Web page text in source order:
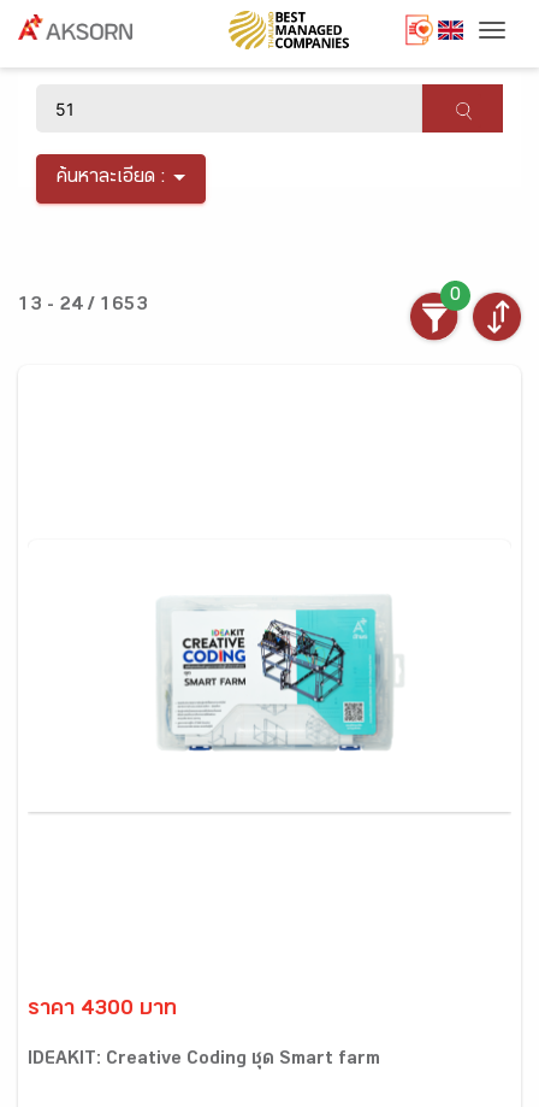
ค้นหาละเอียด :
13 - 24 / 1653
0
ราคา 4300 บาท
IDEAKIT: Creative Coding ชุด Smart farm